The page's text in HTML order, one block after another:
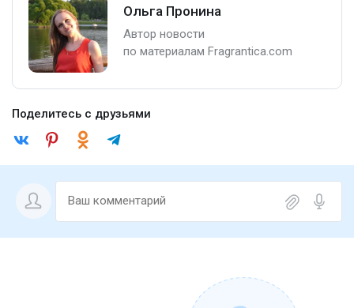
Ольга Пронина
Автор новости
по материалам Fragrantica.com
Поделитесь с друзьями